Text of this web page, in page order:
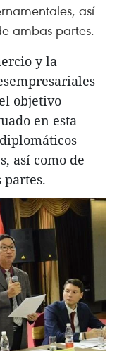
así
ambas partes.
y la
objetivo
en esta
así como de
partes.